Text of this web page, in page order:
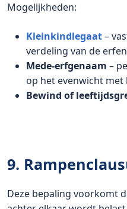
Mogelijkheden:
Kleinkindlegaat–
verdeling van de
Mede-erfgenaam –
op het evenwicht met
Bewind of
9.
Deze bepaling voorkomt